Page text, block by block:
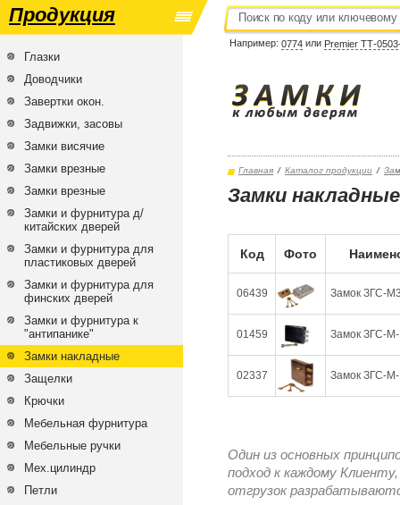
Продукция
Например: 0774 или Premier ТТ-
Глазки
Доводчики
Завертки окон.
Задвижки, засовы
Замки висячие
Замки врезные
Замки врезные
Замки и фурнитура д/
китайских дверей
Замки и фурнитура для
пластиковых дверей
Замки и фурнитура для
финских дверей
Замки и фурнитура к
"антипанике"
Замки накладные
Защелки
Крючки
Мебельная фурнитура
Мебельные ручки
Мех.цилиндр
Петли
Главная / Каталог продукции /
Замки
Код Фото
06439 Замок ЗГС-
01459 Замок ЗГС-
02337 Замок ЗГС-
Один из основных
подход к каждому
отгрузок